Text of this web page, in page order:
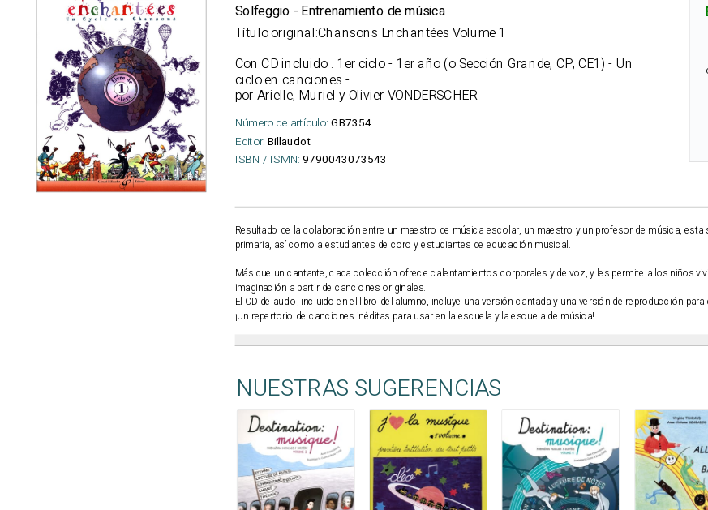
Solfeggio - Entrenamiento de música
Título original:Chansons Enchantées Volume 1
Con CD incluido . 1er ciclo - 1er año (o Sección Grande, CP, CE1) - Un
ciclo en canciones -
por Arielle, Muriel y Olivier VONDERSCHER
Número de artículo: GB7354
Editor: Billaudot
ISBN / ISMN: 9790043073543
Resultado de la colaboración entre un maestro de música escolar, un maestro y un profesor de música, esta
primaria, así como a estudiantes de coro y estudiantes de educación musical.
Más que un cantante, cada colección ofrece calentamientos corporales y de voz, y les permite a los niños
imaginación a partir de canciones originales.
El CD de audio, incluido en el libro del alumno, incluye una versión cantada y una versión de reproducción
¡Un repertorio de canciones inéditas para usar en la escuela y la escuela de música!
NUESTRAS SUGERENCIAS